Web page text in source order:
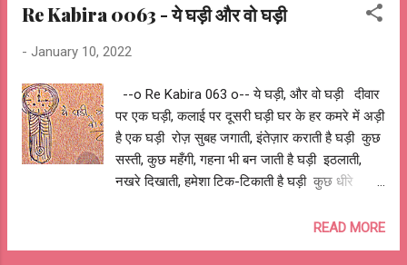
निकालोगे ये फंदा? शहर बस गए, गांव घट गए कहाँ बनेगा
परिंदा? आशुतोष झुड़ेले Ashutosh Jhureley --o Re
Re Kabira 0063 - ये घड़ी और वो घड़ी
- January 10, 2022
--o Re Kabira 063 o-- ये घड़ी, और वो घड़ी दीवार
पर एक घड़ी, कलाई पर दूसरी घड़ी घर के हर कमरे में अड़ी
है एक घड़ी रोज़ सुबह जगाती, इंतेज़ार कराती है घड़ी कुछ
सस्ती, कुछ महँगी, गहना भी बन जाती है घड़ी इठलाती,
नखरे दिखाती, हमेशा टिक-टिकाती है घड़ी कुछ धीरे
समय ज़रूर बताती है घड़ी, कुछ अजब ही जुड़ी है मुझसे ये
READ MORE